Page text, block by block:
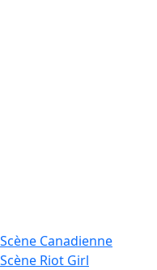
Scène Canadienne
Scène Riot Girl